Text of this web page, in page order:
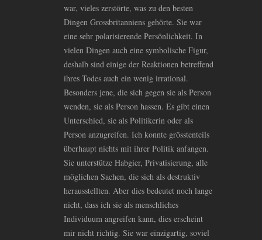
war, vieles zerstörte, was zu den besten
Dingen Grossbritanniens gehörte. Sie war
eine sehr polarisierende Persönlichkeit. In
vielen Dingen auch eine symbolische Figur,
deshalb sind einige der Reaktionen betreffend
ihres Todes auch ein wenig irrational.
Besonders jene, die sich gegen sie als Person
wenden, sie als Person hassen. Es gibt einen
Unterschied, sie als Politikerin oder als
Person anzugreifen. Ich konnte grösstenteils
überhaupt nichts mit ihrer Politik anfangen.
Sie unterstütze Habgier, Privatisierung, alle
möglichen Sachen, die sich als destruktiv
herausstellten. Aber dies bedeutet noch lange
nicht, dass ich sie als menschliches
Individuum angreifen kann, dies erscheint
mir nicht richtig. Sie war einzigartig, soviel